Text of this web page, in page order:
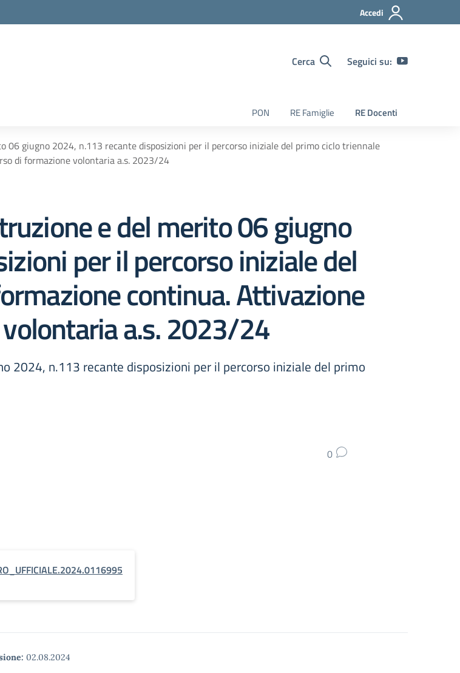
Accedi
Cerca Seguici su:
PON RE Famiglie RE Docenti
06 giugno 2024, n.113 recante disposizioni per il percorso iniziale del primo ciclo triennale
di formazione volontaria a.s. 2023/24
e del merito 06 giugno
per il percorso iniziale del
continua. Attivazione
a.s. 2023/24
2024, n.113 recante disposizioni per il percorso iniziale del primo
0
02.08.2024